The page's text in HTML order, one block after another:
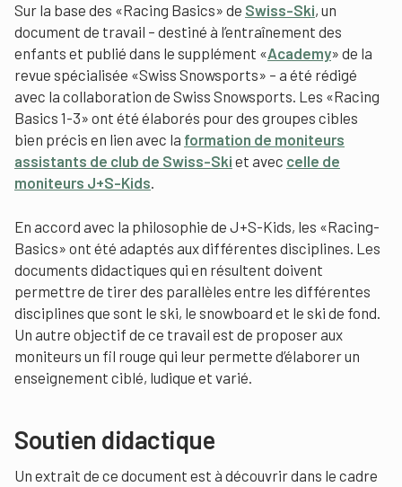
Sur la base des «Racing Basics» de Swiss-Ski, un
document de travail – destiné à l’entraînement des
enfants et publié dans le supplément «Academy» de la
revue spécialisée «Swiss Snowsports» – a été rédigé
avec la collaboration de Swiss Snowsports. Les «Racing
Basics 1-3» ont été élaborés pour des groupes cibles
bien précis en lien avec la formation de moniteurs
assistants de club de Swiss-Ski et avec celle de
moniteurs J+S-Kids.
En accord avec la philosophie de J+S-Kids, les «Racing-
Basics» ont été adaptés aux différentes disciplines. Les
documents didactiques qui en résultent doivent
permettre de tirer des parallèles entre les différentes
disciplines que sont le ski, le snowboard et le ski de fond.
Un autre objectif de ce travail est de proposer aux
moniteurs un fil rouge qui leur permette d’élaborer un
enseignement ciblé, ludique et varié.
Soutien didactique
Un extrait de ce document est à découvrir dans le cadre